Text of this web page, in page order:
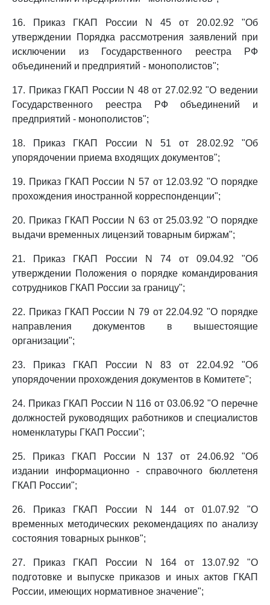
16. Приказ ГКАП России N 45 от 20.02.92 "Об
утверждении Порядка рассмотрения заявлений при
исключении из Государственного реестра РФ
объединений и предприятий - монополистов";
17. Приказ ГКАП России N 48 от 27.02.92 "О ведении
Государственного реестра РФ объединений и
предприятий - монополистов";
18. Приказ ГКАП России N 51 от 28.02.92 "Об
упорядочении приема входящих документов";
19. Приказ ГКАП России N 57 от 12.03.92 "О порядке
прохождения иностранной корреспонденции";
20. Приказ ГКАП России N 63 от 25.03.92 "О порядке
выдачи временных лицензий товарным биржам";
21. Приказ ГКАП России N 74 от 09.04.92 "Об
утверждении Положения о порядке командирования
сотрудников ГКАП России за границу";
22. Приказ ГКАП России N 79 от 22.04.92 "О порядке
направления документов в вышестоящие
организации";
23. Приказ ГКАП России N 83 от 22.04.92 "Об
упорядочении прохождения документов в Комитете";
24. Приказ ГКАП России N 116 от 03.06.92 "О перечне
должностей руководящих работников и специалистов
номенклатуры ГКАП России";
25. Приказ ГКАП России N 137 от 24.06.92 "Об
издании информационно - справочного бюллетеня
ГКАП России";
26. Приказ ГКАП России N 144 от 01.07.92 "О
временных методических рекомендациях по анализу
состояния товарных рынков";
27. Приказ ГКАП России N 164 от 13.07.92 "О
подготовке и выпуске приказов и иных актов ГКАП
России, имеющих нормативное значение";